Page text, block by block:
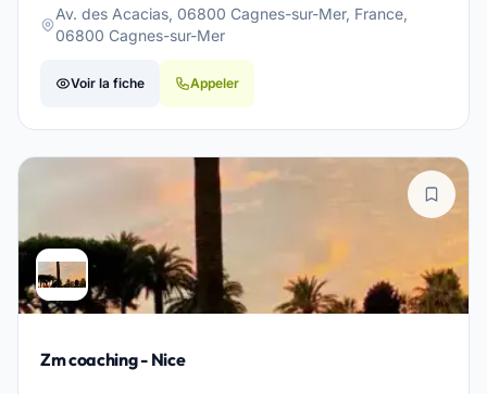
Av. des Acacias, 06800 Cagnes-sur-Mer, France,
06800 Cagnes-sur-Mer
Voir la fiche Appeler
Zm coaching - Nice